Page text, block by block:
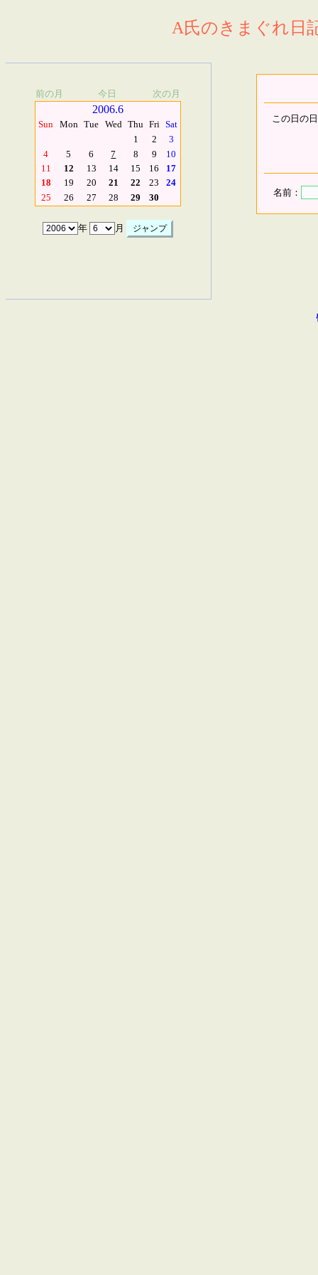
A氏のきまぐれ日
前の月 今日 次の月
2006.6
Sun Mon Tue Wed Thu Fri Sat
1
2
3
4
5 6 7 8 9
10
11
12 13 14 15 16
17
18
19 20 21 22 23
24
25
26 27 28 29 30
年 月
この日の
名前：